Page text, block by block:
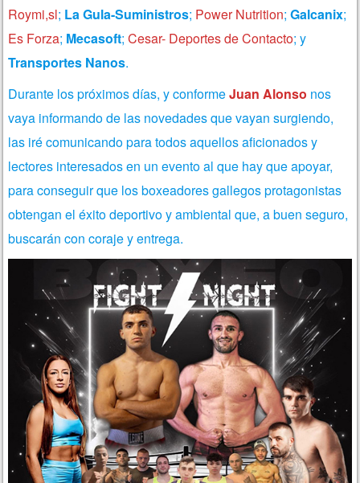
Roymi,sl; La Gula-Suministros; Power Nutrition;Galcanix;
Es Forza; Mecasoft;Cesar- Deportes de Contacto; y
Transportes Nanos.
Durante los próximos días, y conformeJuan Alonso nos
vaya informando de las novedades que vayan surgiendo,
las iré comunicando para todos aquellos aficionados y
lectores interesados en un evento al que hay que apoyar,
para conseguir que los boxeadores gallegos protagonistas
obtengan el éxito deportivo y ambiental que, a buen seguro,
buscarán con coraje y entrega.